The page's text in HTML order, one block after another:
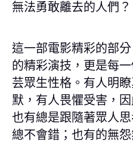
無法勇敢離去的人們？
這一部電影精彩的部
的精彩演技，更是每
芸眾生性格。有人明
默，有人畏懼受害，因
也有總是跟隨著眾人
總不會錯；也有的無